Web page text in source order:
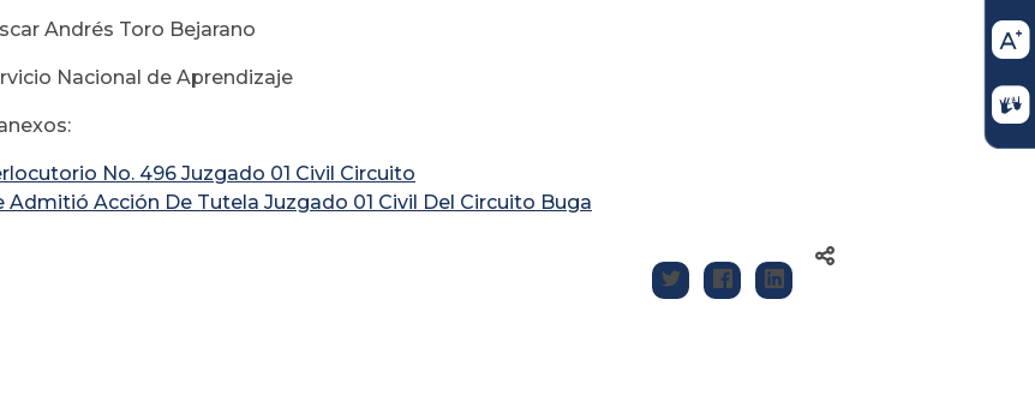
Andrés Toro Bejarano
Nacional de Aprendizaje
No. 496 Juzgado 01 Civil Circuito
Admitió Acción De Tutela Juzgado 01 Civil Del Circuito Buga